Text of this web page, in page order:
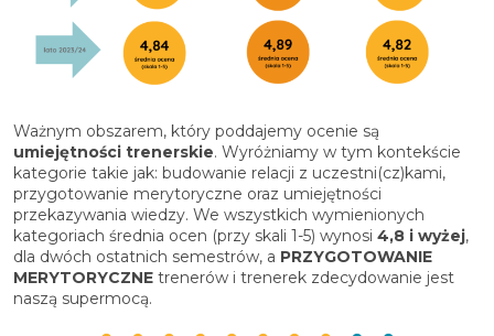
Ważnym obszarem, który poddajemy ocenie są
umiejętności trenerskie. Wyróżniamy w tym kontekście
kategorie takie jak: budowanie relacji z uczestni(cz)kami,
przygotowanie merytoryczne oraz umiejętności
przekazywania wiedzy. We wszystkich wymienionych
kategoriach średnia ocen (przy skali 1-5) wynosi 4,8 i wyżej,
dla dwóch ostatnich semestrów, a PRZYGOTOWANIE
MERYTORYCZNE trenerów i trenerek zdecydowanie jest
naszą supermocą.